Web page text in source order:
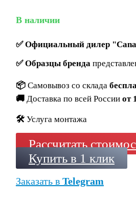
В наличии
✅Официальный дилер
✅Образцы бренда
📦 Самовывоз со склада
🚚 Доставка по всей России от
🛠️ Услуга монтажа
Рассчитать
Купить в 1 клик
Заказать в Telegram